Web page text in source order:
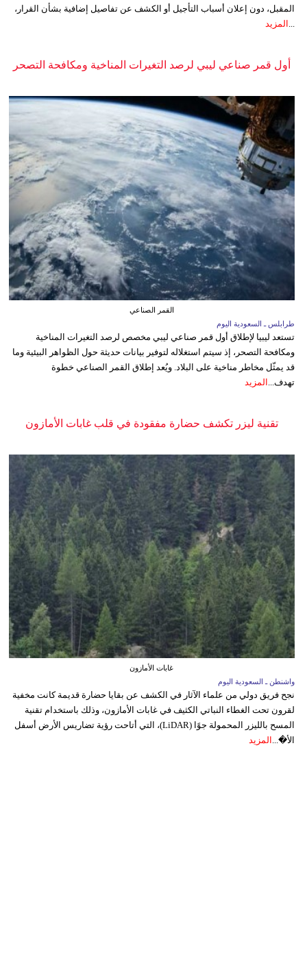
المقبل، دون إعلان أسباب التأجيل أو الكشف عن تفاصيل إضافية بشأن القرار،
المزيد
أول قمر صناعي ليبي لرصد التغيرات المناخية ومكافحة التصحر
القمر الصناعي
طرابلس ـ السعودية اليوم
تستعد ليبيا لإطلاق أول قمر صناعي ليبي مخصص لرصد التغيرات المناخية
ومكافحة التصحر، إذ سيتم استغلاله لتوفير بيانات حديثة حول الظواهر البيئية وما
قد يمثّل مخاطر مناخية على البلاد. ويُعد إطلاق القمر الصناعي خطوة
تهدف... المزيد
تقنية ليزر تكشف حضارة مفقودة في قلب غابات الأمازون
غابات الأمازون
واشنطن ـ السعودية اليوم
نجح فريق دولي من علماء الآثار في الكشف عن بقايا حضارة قديمة كانت مخفية
لقرون تحت الغطاء النباتي الكثيف في غابات الأمازون، وذلك باستخدام تقنية
المسح بالليزر المحمولة جوًا (LiDAR)، التي أتاحت رؤية تضاريس الأرض أسفل
الأ�... المزيد